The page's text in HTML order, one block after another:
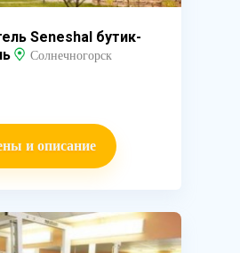
Seneshal бутик-
Солнечногорск
и описание